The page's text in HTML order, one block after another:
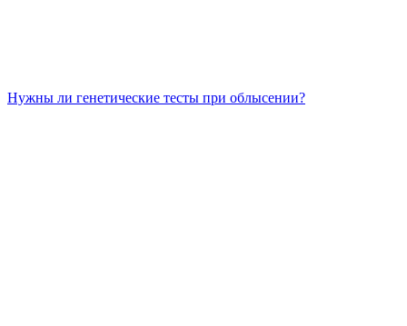
Нужны ли генетические тесты при облысении?